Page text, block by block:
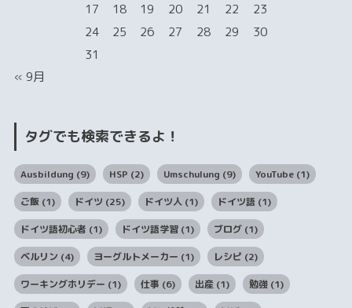
17
18 19 20 21 22
23
24
25 26 27 28 29
30
31
« 9月
タグでも検索できるよ！
Ausbildung (9) HSP (2) Umschulung (9) YouTube(1)
ご飯 (1) ドイツ (25) ドイツ人(1) ドイツ語 (1)
ドイツ語初心者 (1) ドイツ語学習(1) ブログ(1)
ベルリン (4) ヨーグルトメーカー (1) レシピ (2)
ワーキングホリデー (1) 仕事 (6) 出産(1) 勉強(1)